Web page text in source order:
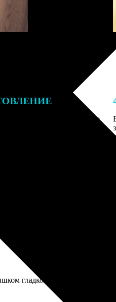
банковской картой. После
подтверждение на email с
гладкой, мышь скользит